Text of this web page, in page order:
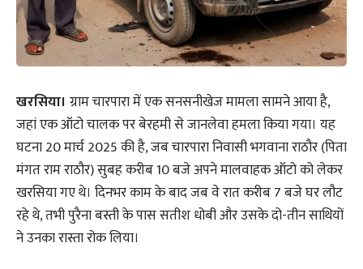
खरसिया। ग्राम चारपारा में एक सनसनीखेज मामला सामने आया है,
जहां एक ऑटो चालक पर बेरहमी से जानलेवा हमला किया गया। यह
घटना 20 मार्च 2025 की है, जब चारपारा निवासी भगवाना राठौर (पिता
मंगत राम राठौर) सुबह करीब 10 बजे अपने मालवाहक ऑटो को लेकर
खरसिया गए थे। दिनभर काम के बाद जब वे रात करीब 7 बजे घर लौट
रहे थे, तभी पुरैना बस्ती के पास सतीश धोबी और उसके दो-तीन साथियों
ने उनका रास्ता रोक लिया।